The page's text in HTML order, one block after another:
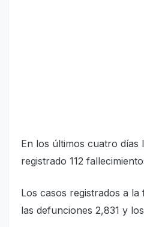
En los últimos cuatro días
registrado 112
Los casos registrados a
las defunciones 2,831 y